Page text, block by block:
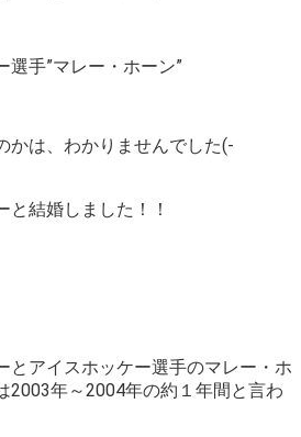
選手”マレー・ホーン”
かは、わかりませんでした(-
と結婚しました！！
とアイスホッケー選手のマレー・ホ
2003年～2004年の約１年間と言わ